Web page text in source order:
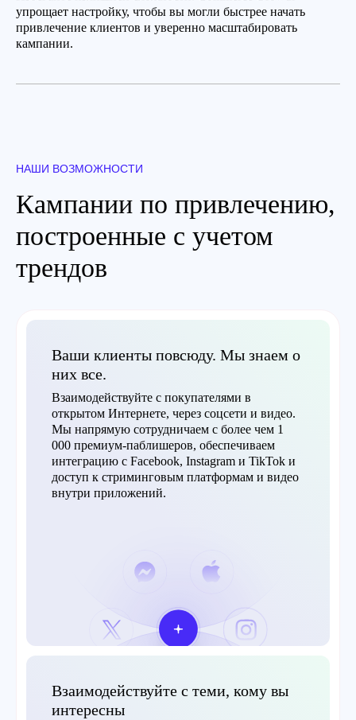
упрощает настройку, чтобы вы могли быстрее начать
привлечение клиентов и уверенно масштабировать
кампании.
НАШИ ВОЗМОЖНОСТИ
Кампании по привлечению,
построенные с учетом
трендов
Ваши клиенты повсюду. Мы знаем о
них все.
Взаимодействуйте с покупателями в
открытом Интернете, через соцсети и видео.
Мы напрямую сотрудничаем с более чем 1
000 премиум-паблишеров, обеспечиваем
интеграцию с Facebook, Instagram и TikTok и
доступ к стриминговым платформам и видео
внутри приложений.
Взаимодействуйте с теми, кому вы
интересны